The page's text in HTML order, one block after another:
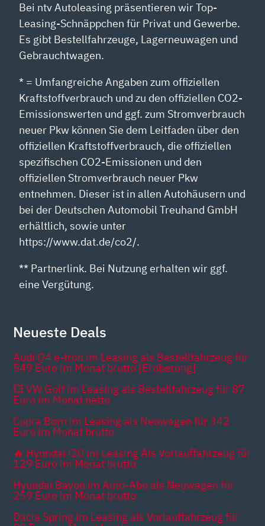
Bei ntv Autoleasing präsentieren wir Top-
Leasing-Schnäppchen für Privat und Gewerbe.
Es gibt Bestellfahrzeuge, Lagerneuwagen und
Gebrauchtwagen.
* = Umfangreiche Angaben zum offiziellen
Kraftstoffverbrauch und zu den offiziellen CO2-
Emissionswerten und ggf. zum Stromverbrauch
neuer Pkw können Sie dem Leitfaden über den
offiziellen Kraftstoffverbrauch, die offiziellen
spezifischen CO2-Emissionen und den
offiziellen Stromverbrauch neuer Pkw
entnehmen. Dieser ist in allen Autohäusern und
bei der Deutschen Automobil Treuhand GmbH
erhältlich, sowie unter
https://www.dat.de/co2/.
** Partnerlink. Bei Nutzung erhalten wir ggf.
eine Vergütung.
Neueste Deals
Audi Q4 e-tron im Leasing als Bestellfahrzeug für
549 Euro im Monat brutto [Eroberung]
💥 VW Golf im Leasing als Bestellfahrzeug für 87
Euro im Monat netto
Cupra Born im Leasing als Neuwagen für 342
Euro im Monat brutto
🔥 Hyundai i20 im Leasing Als Vorlauffahrzeug für
129 Euro im Monat brutto
Hyundai Bayon im Auto-Abo als Neuwagen für
259 Euro im Monat brutto
Dacia Spring im Leasing als Vorlauffahrzeug für